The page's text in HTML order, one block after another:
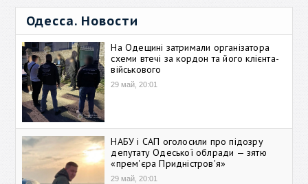
Одесса. Новости
На Одещині затримали організатора
схеми втечі за кордон та його клієнта-
військового
29 май, 20:01
НАБУ і САП оголосили про підозру
депутату Одеської облради — зятю
«прем'єра Придністров'я»
29 май, 20:01